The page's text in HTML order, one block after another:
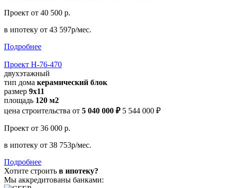
Проект от 40 500 р.
в ипотеку от 43 597р/мес.
Подробнее
Проект Н-76-470
двухэтажный
тип дома керамический блок
размер 9х11
площадь 120 м2
цена строительства от 5 040 000 ₽ 5 544 000 ₽
Проект от 36 000 р.
в ипотеку от 38 753р/мес.
Подробнее
Хотите строить в ипотеку?
Мы аккредитованы банками: